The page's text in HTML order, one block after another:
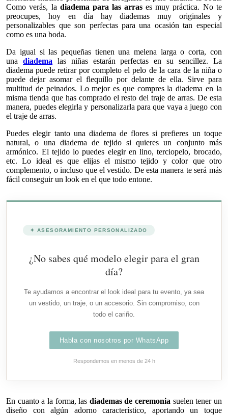
Como verás, la diadema para las arras es muy práctica. No te
preocupes, hoy en día hay diademas muy originales y
personalizables que son perfectas para una ocasión tan especial
como es una boda.
Da igual si las pequeñas tienen una melena larga o corta, con
unadiadema las niñas estarán perfectas en su sencillez. La
diadema puede retirar por completo el pelo de la cara de la niña o
puede dejar asomar el flequillo por delante de ella. Sirve para
multitud de peinados. Lo mejor es que compres la diadema en la
misma tienda que has comprado el resto del traje de arras. De esta
manera, puedes elegirla y personalizarla para que vaya a juego con
el traje de arras.
Puedes elegir tanto una diadema de flores si prefieres un toque
natural, o una diadema de tejido si quieres un conjunto más
armónico. El tejido lo puedes elegir en lino, terciopelo, brocado,
etc. Lo ideal es que elijas el mismo tejido y color que otro
complemento, o incluso que el vestido. De esta manera te será más
fácil conseguir un look en el que todo entone.
✦ ASESORAMIENTO PERSONALIZADO
¿No sabes qué modelo elegir para el gran
día?
Te ayudamos a encontrar el look ideal para tu evento, ya sea
un vestido, un traje, o un accesorio. Sin compromiso, con
todo el cariño.
Habla con nosotros por WhatsApp
Respondemos en menos de 24 h
En cuanto a la forma, las diademas de ceremonia suelen tener un
diseño con algún adorno característico, aportando un toque